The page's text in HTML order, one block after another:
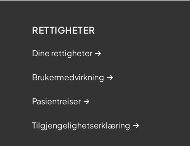
RETTIGHETER
Dine rettigheter
Brukermedvirkning
Pasientreiser
Tilgjengelighetserklæring